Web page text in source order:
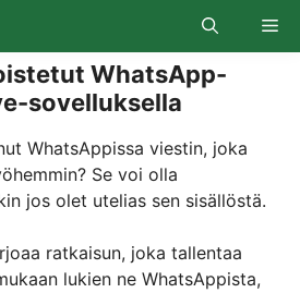
WhatsApp-
sovelluksella
WhatsAppissa viestin, joka
Se voi olla
jos olet utelias sen sisällöstä.
ratkaisun, joka tallentaa
lukien ne WhatsAppista,